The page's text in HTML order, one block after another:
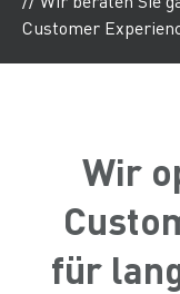
Customer
Wir
für